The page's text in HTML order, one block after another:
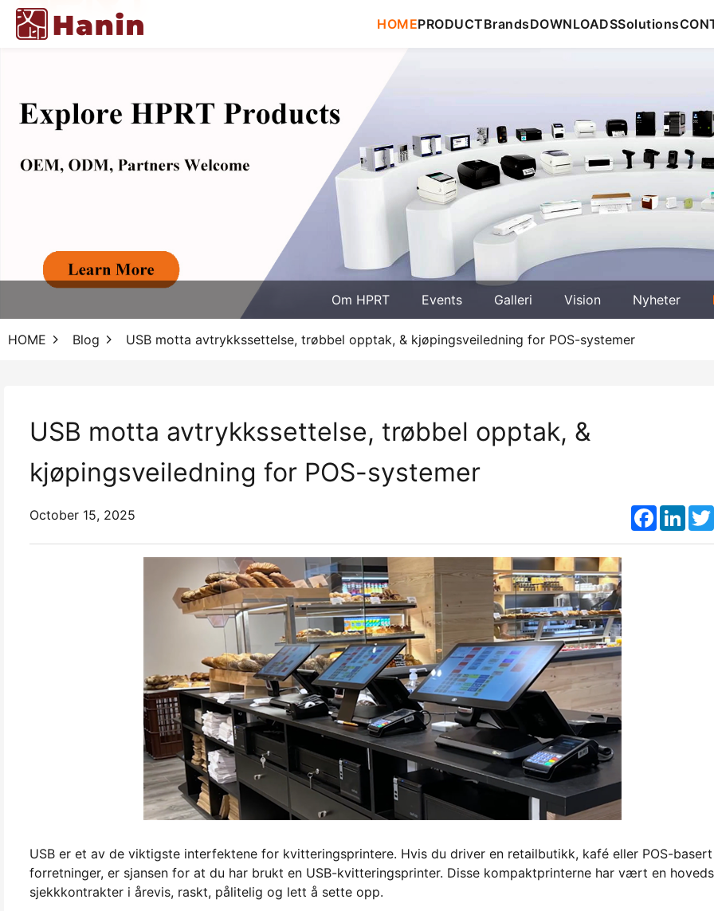
HOMEPRODUCTBrandsDOWNLOADSSolutions
Om HPRT Events Galleri Vision Nyheter
HOME Blog USB motta avtrykkssettelse, trøbbel opptak, & kjøpingsveiledning for POS-systemer
USB motta avtrykkssettelse, trøbbel opptak, &
kjøpingsveiledning for POS-systemer
October 15, 2025
USB er et av de viktigste interfektene for kvitteringsprintere. Hvis du driver en retailbutikk, kafé eller POS-basert
forretninger, er sjansen for at du har brukt en USB-kvitteringsprinter. Disse kompaktprinterne har vært en
sjekkkontrakter i årevis, raskt, pålitelig og lett å sette opp.